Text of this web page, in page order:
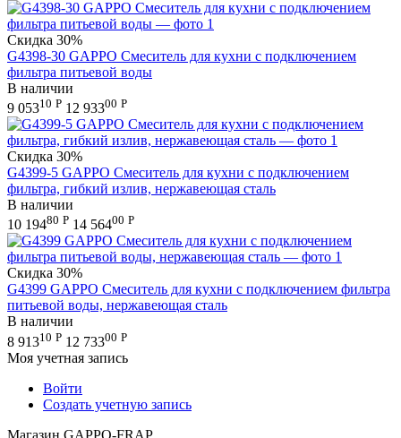
Скидка 30%
G4398-30 GAPPO Смеситель для кухни с подключением
фильтра питьевой воды
В наличии
9 05310 Р 12 93300 Р
Скидка 30%
G4399-5 GAPPO Смеситель для кухни с подключением
фильтра, гибкий излив, нержавеющая сталь
В наличии
10 19480 Р 14 56400 Р
Скидка 30%
G4399 GAPPO Смеситель для кухни с подключением фильтра
питьевой воды, нержавеющая сталь
В наличии
8 91310 Р 12 73300 Р
Моя учетная запись
Войти
Создать учетную запись
Магазин GAPPO-FRAP